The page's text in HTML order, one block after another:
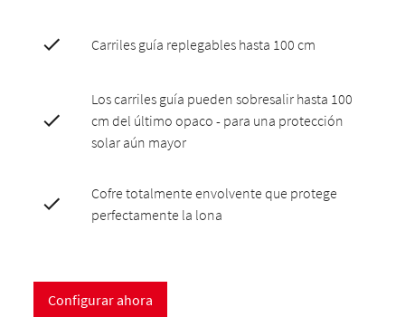
Carriles guía replegables hasta 100 cm
Los carriles guía pueden sobresalir hasta 100
cm del último opaco - para una protección
solar aún mayor
Cofre totalmente envolvente que protege
perfectamente la lona
Configurar ahora